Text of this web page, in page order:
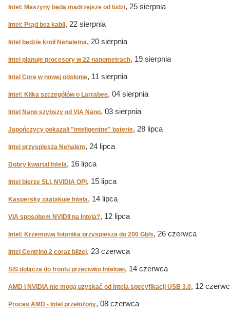
Intel: Maszyny będą mądrzejsze od ludzi, 25 sierpnia
Intel: Prąd bez kabli, 22 sierpnia
Intel będzie kroił Nehalema, 20 sierpnia
Intel planuje procesory w 22 nanometrach, 19 sierpnia
Intel Core w nowej odsłonie, 11 sierpnia
Intel: Kilka szczegółów o Larrabee, 04 sierpnia
Intel Nano szybszy od VIA Nano, 03 sierpnia
Japończycy pokazali "inteligentne" baterie, 28 lipca
Intel przyspiesza Nehalem, 24 lipca
Dobry kwartał Intela, 16 lipca
Intel bierze SLI, NVIDIA QPI , 15 lipca
Kaspersky zaatakuje Intela, 14 lipca
VIA sposobem NVIDII na Intela?, 12 lipca
Intel: Krzemowa fotonika przyspiesza do 200 Gb/s, 26 czerwca
Intel Centrino 2 coraz bliżej, 23 czerwca
SiS dołącza do frontu przeciwko Intelowi, 14 czerwca
AMD i NVIDIA nie mogą uzyskać od Intela specyfikacji USB 3.0, 12
Proces AMD - Intel przełożony, 08 czerwca